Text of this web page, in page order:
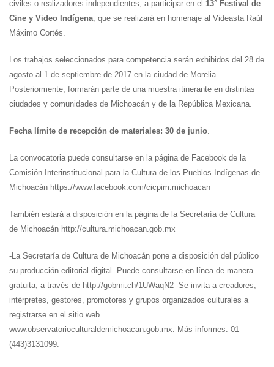
civiles o realizadores independientes, a participar en el 13° Festival de
Cine y Video Indígena , que se realizará en homenaje al Videasta Raúl
Máximo Cortés.
Los trabajos seleccionados para competencia serán exhibidos del 28 de
agosto al 1 de septiembre de 2017 en la ciudad de Morelia.
Posteriormente, formarán parte de una muestra itinerante en distintas
ciudades y comunidades de Michoacán y de la República Mexicana.
Fecha límite de recepción de materiales: 30 de junio
La convocatoria puede consultarse en la página de Facebook de la
Comisión Interinstitucional para la Cultura de los Pueblos Indígenas de
Michoacán https://www.facebook.com/cicpim.michoacan
También estará a disposición en la página de la Secretaría de Cultura
de Michoacán http://cultura.michoacan.gob.mx
-La Secretaría de Cultura de Michoacán pone a disposición del público
su producción editorial digital. Puede consultarse en línea de manera
gratuita, a través de http://gobmi.ch/1UWaqN2 -Se invita a creadores,
intérpretes, gestores, promotores y grupos organizados culturales a
registrarse en el sitio web
www.observatorioculturaldemichoacan.gob.mx. Más informes: 01
(443)3131099.